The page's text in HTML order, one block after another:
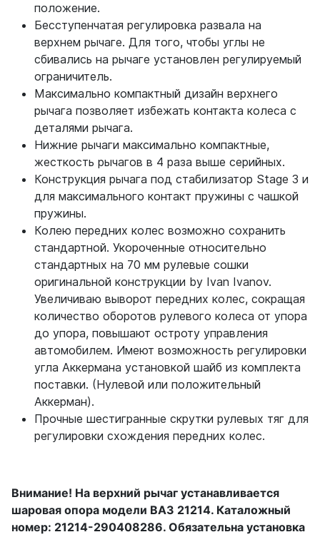
положение.
Бесступенчатая регулировка развала на
верхнем рычаге. Для того, чтобы углы не
сбивались на рычаге установлен регулируемый
ограничитель.
Максимально компактный дизайн верхнего
рычага позволяет избежать контакта колеса с
деталями рычага.
Нижние рычаги максимально компактные,
жесткость рычагов в 4 раза выше серийных.
Конструкция рычага под стабилизатор Stage 3 и
для максимального контакт пружины с чашкой
пружины.
Колею передних колес возможно сохранить
стандартной. Укороченные относительно
стандартных на 70 мм рулевые сошки
оригинальной конструкции by Ivan Ivanov.
Увеличиваю выворот передних колес, сокращая
количество оборотов рулевого колеса от упора
до упора, повышают остроту управления
автомобилем. Имеют возможность регулировки
угла Аккермана установкой шайб из комплекта
поставки. (Нулевой или положительный
Аккерман).
Прочные шестигранные скрутки рулевых тяг для
регулировки схождения передних колес.
Внимание! На верхний рычаг устанавливается
шаровая опора модели ВАЗ 21214. Каталожный
номер: 21214-290408286. Обязательна установка